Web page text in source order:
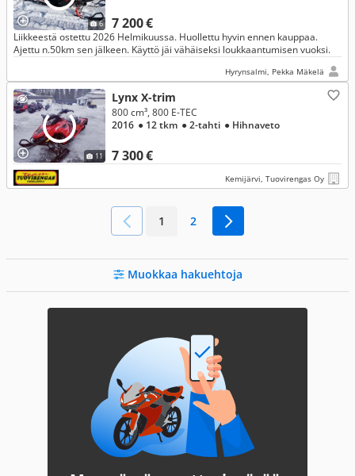
6 7 200 €
Liikkeestä ostettu 2026 Helmikuussa. Huollettu hyvin ennen kauppaa.
Ajettu n.50km sen jälkeen. Käyttö jäi vähäiseksi loukkaantumisen vuoksi.
Hyrynsalmi, Pekka Mäkelä
11
Lynx X-trim
7 300 €
800 cm³, 800 E-TEC
2016 ● 12 tkm ● 2-tahti ● Hihnaveto
Kemijärvi, Tuovirengas Oy
1 2
Muokkaa hakuehtoja